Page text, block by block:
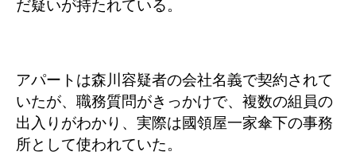
だ疑いが持たれている。
アパートは森川容疑者の会社名義で契約されて
いたが、職務質問がきっかけで、複数の組員の
出入りがわかり、実際は國領屋一家傘下の事務
所として使われていた。